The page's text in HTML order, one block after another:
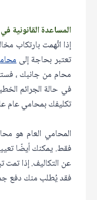
المساعدة القانونية
إذا اتُهمت بارتكاب
تعتبر بحاجة إلى
محام من جانبك ،
في حالة الجرائم
تكليفك بمحامي عام
المحامي العام هو
فقط. يمكنك أيضًا
عن التكاليف. إذا تمت
فقد يُطلب منك دفع